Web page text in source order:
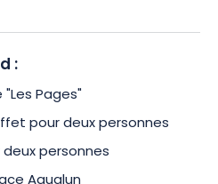
un décor original et
pleinement du
profitez d’un
:
Pages"
pour deux personnes
personnes